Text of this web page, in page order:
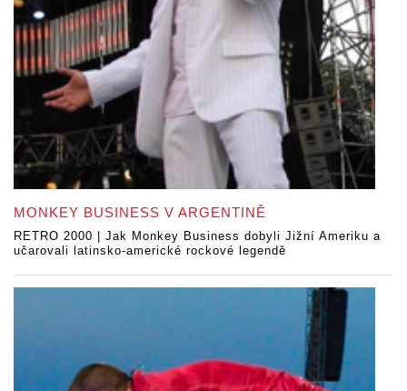
MONKEY BUSINESS V ARGENTINĚ
RETRO 2000 | Jak Monkey Business dobyli Jižní Ameriku a
učarovali latinsko-americké rockové legendě